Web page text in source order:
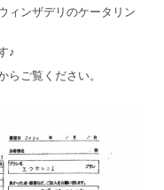
ィンザデリのケータリン
♪
らご覧ください。